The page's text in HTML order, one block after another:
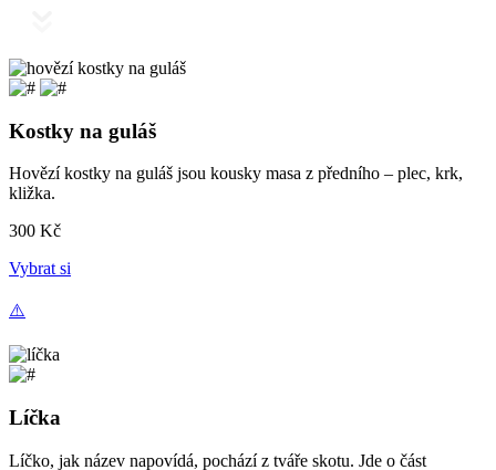
Kostky na guláš
Hovězí kostky na guláš jsou kousky masa z předního – plec, krk,
kližka.
300 Kč
Vybrat si
Líčka
Líčko, jak název napovídá, pochází z tváře skotu. Jde o část